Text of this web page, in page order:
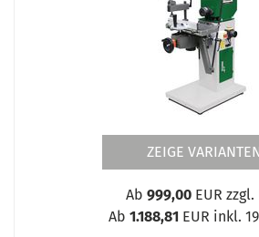
ZEIGE
Ab 999,00EUR zzgl.
Ab 1.188,81 EUR inkl.